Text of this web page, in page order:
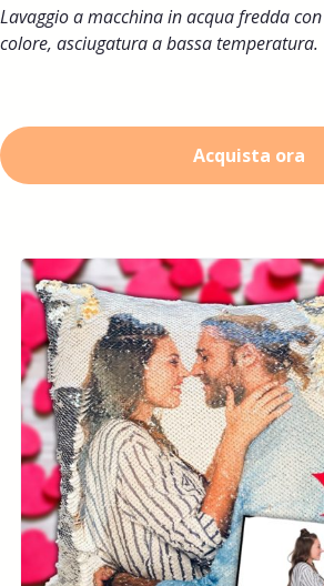
Lavaggio a macchina in acqua fredda
colore, asciugatura a bassa temperatura.
Acquista ora